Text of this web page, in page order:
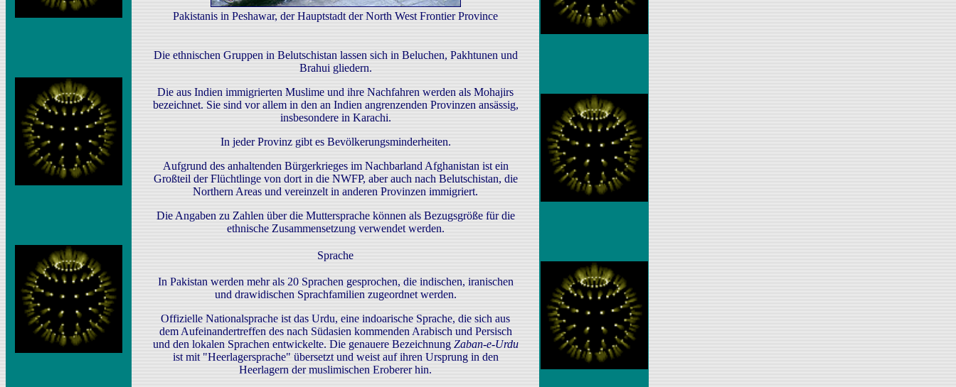
Pakistanis in Peshawar, der Hauptstadt der North West Frontier Province
Die ethnischen Gruppen in Belutschistan lassen sich in Beluchen, Pakhtunen und
Brahui gliedern.
Die aus Indien immigrierten Muslime und ihre Nachfahren werden als Mohajirs
bezeichnet. Sie sind vor allem in den an Indien angrenzenden Provinzen ansässig,
insbesondere in Karachi.
In jeder Provinz gibt es Bevölkerungsminderheiten.
Aufgrund des anhaltenden Bürgerkrieges im Nachbarland Afghanistan ist ein
Großteil der Flüchtlinge von dort in die NWFP, aber auch nach Belutschistan, die
Northern Areas und vereinzelt in anderen Provinzen immigriert.
Die Angaben zu Zahlen über die Muttersprache können als Bezugsgröße für die
ethnische Zusammensetzung verwendet werden.
Sprache
In Pakistan werden mehr als 20 Sprachen gesprochen, die indischen, iranischen
und drawidischen Sprachfamilien zugeordnet werden.
Offizielle Nationalsprache ist das Urdu, eine indoarische Sprache, die sich aus
dem Aufeinandertreffen des nach Südasien kommenden Arabisch und Persisch
und den lokalen Sprachen entwickelte. Die genauere BezeichnungZaban-e-Urdu
ist mit "Heerlagersprache" übersetzt und weist auf ihren Ursprung in den
Heerlagern der muslimischen Eroberer hin.